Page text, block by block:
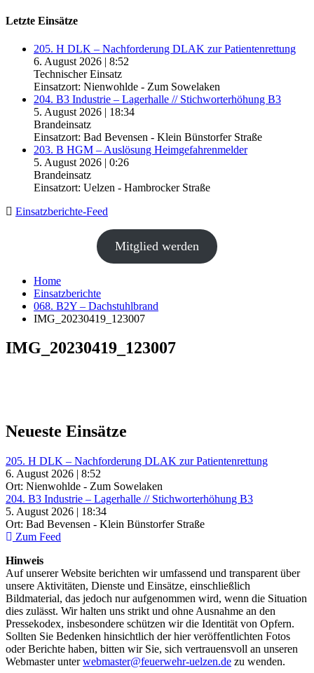
Letzte Einsätze
205. H DLK – Nachforderung DLAK zur Patientenrettung
6. August 2026 | 8:52
Technischer Einsatz
Einsatzort: Nienwohlde - Zum Sowelaken
204. B3 Industrie – Lagerhalle // Stichworterhöhung B3
5. August 2026 | 18:34
Brandeinsatz
Einsatzort: Bad Bevensen - Klein Bünstorfer Straße
203. B HGM – Auslösung Heimgefahrenmelder
5. August 2026 | 0:26
Brandeinsatz
Einsatzort: Uelzen - Hambrocker Straße
Einsatzberichte-Feed
Mitglied werden
Home
Einsatzberichte
068. B2Y – Dachstuhlbrand
IMG_20230419_123007
IMG_20230419_123007
Neueste Einsätze
205. H DLK – Nachforderung DLAK zur Patientenrettung
6. August 2026 | 8:52
Ort: Nienwohlde - Zum Sowelaken
204. B3 Industrie – Lagerhalle // Stichworterhöhung B3
5. August 2026 | 18:34
Ort: Bad Bevensen - Klein Bünstorfer Straße
Zum Feed
Hinweis
Auf unserer Website berichten wir umfassend und transparent über
unsere Aktivitäten, Dienste und Einsätze, einschließlich
Bildmaterial, das jedoch nur aufgenommen wird, wenn die Situation
dies zulässt. Wir halten uns strikt und ohne Ausnahme an den
Pressekodex, insbesondere schützen wir die Identität von Opfern.
Sollten Sie Bedenken hinsichtlich der hier veröffentlichten Fotos
oder Berichte haben, bitten wir Sie, sich vertrauensvoll an unseren
Webmaster unterwebmaster@feuerwehr-uelzen.de zu wenden.